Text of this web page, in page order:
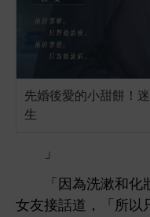
先婚後愛的小甜餅！
生
」
「因為洗漱
化
女友接話
，「所以